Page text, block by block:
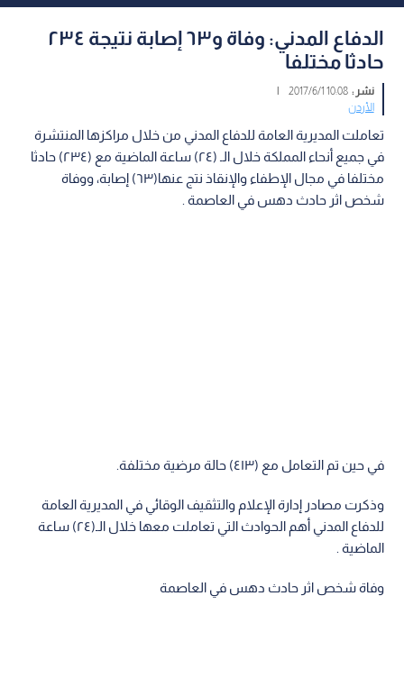
الدفاع المدني: وفاة و٦٣ إصابة نتيجة ٢٣٤
حادثا مختلفا
نشر :10:08 2017/6/1
|
الأردن
تعاملت المديرية العامة للدفاع المدني من خلال مراكزها المنتشرة
في جميع أنحاء المملكة خلال الـ (٢٤) ساعة الماضية مع (٢٣٤) حادثا
مختلفا في مجال الإطفاء والإنقاذ نتج عنها(٦٣) إصابة، ووفاة
شخص اثر حادث دهس في العاصمة .
في حين تم التعامل مع (٤١٣) حالة مرضية مختلفة.
وذكرت مصادر إدارة الإعلام والتثقيف الوقائي في المديرية العامة
للدفاع المدني أهم الحوادث التي تعاملت معها خلال الـ(٢٤) ساعة
الماضية .
وفاة شخص اثر حادث دهس في العاصمة